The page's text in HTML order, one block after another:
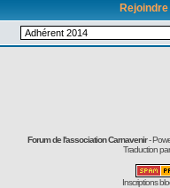
Forum de l'association Carnavenir-
Traduction
Inscriptions